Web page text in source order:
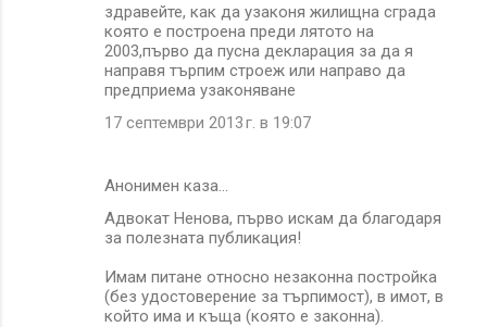
здравейте, как да узаконя жилищна сграда
която е построена преди лятото на
2003,първо да пусна декларация за да я
направя търпим строеж или направо да
предприема узаконяване
17 септември 2013 г. в 19:07
Анонимен каза…
Адвокат Ненова, първо искам да благодаря
за полезната публикация!
Имам питане относно незаконна постройка
(без удостоверение за търпимост), в имот, в
който има и къща (която е законна).